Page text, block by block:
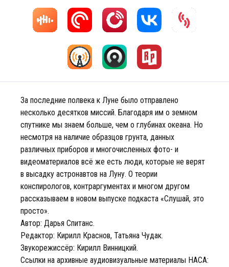
За последние полвека к Луне было отправлено
несколько десятков миссий. Благодаря им о земном
спутнике мы знаем больше, чем о глубинах океана. Но
несмотря на наличие образцов грунта, данных
различных приборов и многочисленных фото- и
видеоматериалов всё же есть люди, которые не верят
в высадку астронавтов на Луну. О теории
конспирологов, контраргументах и многом другом
рассказываем в новом выпуске подкаста «Слушай, это
просто».
Автор: Дарья Спитанс.
Редактор: Кирилл Краснов, Татьяна Чудак.
Звукорежиссёр: Кирилл Винницкий.
Ссылки на архивные аудиовизуальные материалы НАСА: